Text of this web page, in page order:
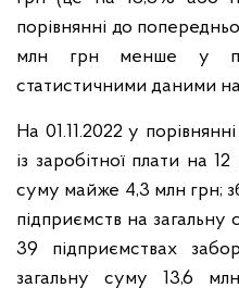
порівнянні до
млн грн менше у
статистичними даними на
На 01.11.2022 у
із заробітної плати на
суму майже 4,3 млн грн;
підприємств на
39 підприємствах
загальну суму 13,6